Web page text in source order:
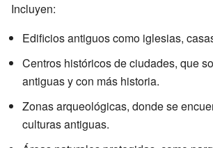
Incluyen:
Edificios antiguos como iglesias,
Centros históricos de ciudades, que
antiguas y con más historia.
Zonas arqueológicas, donde se
culturas antiguas.